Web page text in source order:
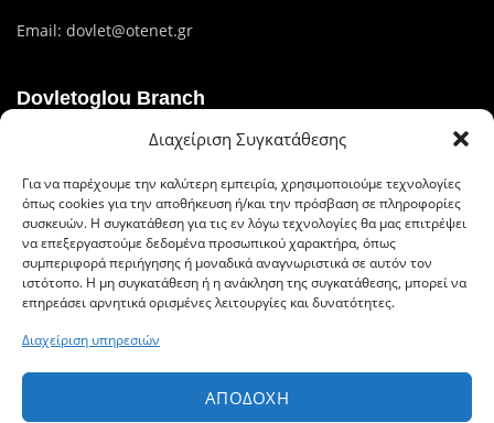
Διαχείριση Συγκατάθεσης
Για να παρέχουμε την καλύτερη εμπειρία, χρησιμοποιούμε τεχνολογίες
όπως cookies για την αποθήκευση ή/και την πρόσβαση σε πληροφορίες
συσκευών. Η συγκατάθεση για τις εν λόγω τεχνολογίες θα μας επιτρέψει
να επεξεργαστούμε δεδομένα προσωπικού χαρακτήρα, όπως
συμπεριφορά περιήγησης ή μοναδικά αναγνωριστικά σε αυτόν τον
ιστότοπο. Η μη συγκατάθεση ή η ανάκληση της συγκατάθεσης, μπορεί να
επηρεάσει αρνητικά ορισμένες λειτουργίες και δυνατότητες.
Διαχείριση υπηρεσιών
ΑΠΟΔΟΧΉ
Email: dovlet@otenet.gr
Dovletoglou Branch
Διεύθυνση: Πίνδου 17, 59132,Βέροια
Τηλ.: 23310 60376
Fax: 23310 93422
Email: dovlet@otenet.gr